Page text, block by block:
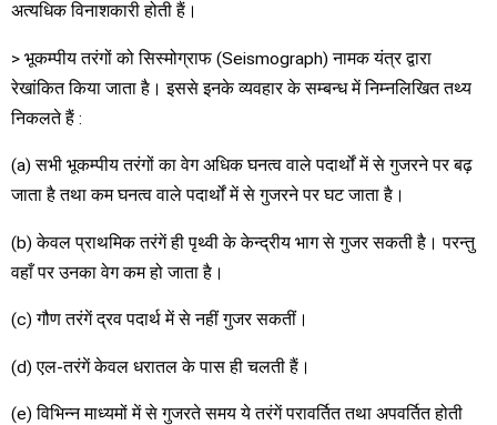
अत्यधिक विनाशकारी होती हैं।
> भूकम्पीय तरंगों को सिस्मोग्राफ (Seismograph) नामक यंत्र द्वारा
रेखांकित किया जाता है। इससे इनके व्यवहार के सम्बन्ध में निम्नलिखित तथ्य
निकलते हैं :
(a) सभी भूकम्पीय तरंगों का वेग अधिक घनत्व वाले पदार्थों में से गुजरने पर बढ़
जाता है तथा कम घनत्व वाले पदार्थों में से गुजरने पर घट जाता है।
(b) केवल प्राथमिक तरंगें ही पृथ्वी के केन्द्रीय भाग से गुजर सकती है। परन्तु
वहाँ पर उनका वेग कम हो जाता है।
(c) गौण तरंगें द्रव पदार्थ में से नहीं गुजर सकतीं।
(d) एल-तरंगें केवल धरातल के पास ही चलती हैं।
(e) विभिन्न माध्यमों में से गुजरते समय ये तरंगें परावर्तित तथा अपवर्तित होती